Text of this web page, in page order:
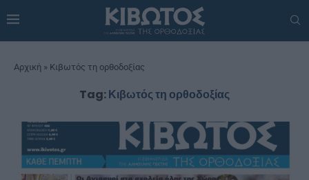
Αρχική » Κιβωτός τη ορθοδοξίας
Tag:Κιβωτός τη ορθοδοξίας